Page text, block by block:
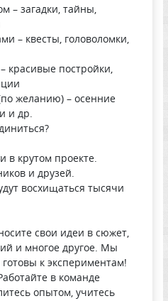
– загадки, тайны,
– квесты, головоломки,
постройки,
желанию) – осенние
и др.
в крутом проекте.
и друзей.
восхищаться тысячи
свои идеи в сюжет,
и многое другое. Мы
к экспериментам!
в команде
опытом, учитесь